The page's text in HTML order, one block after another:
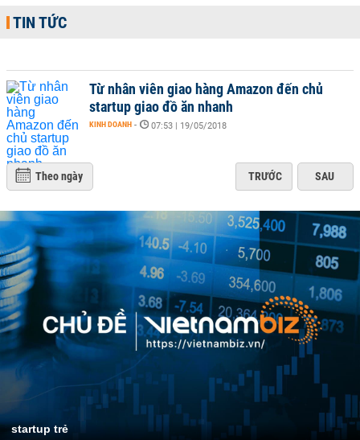
TIN TỨC
Từ nhân viên giao hàng Amazon đến chủ
startup giao đồ ăn nhanh
KINH DOANH - 07:53 | 19/05/2018
Theo ngày TRƯỚC SAU
startup trẻ